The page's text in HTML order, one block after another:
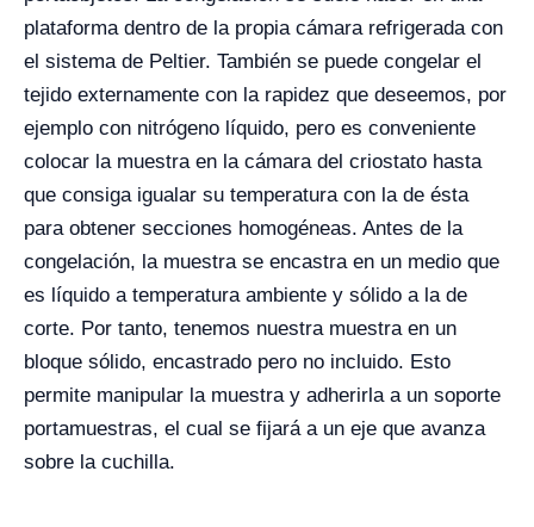
plataforma dentro de la propia cámara refrigerada con
el sistema de Peltier. También se puede congelar el
tejido externamente con la rapidez que deseemos, por
ejemplo con nitrógeno líquido, pero es conveniente
colocar la muestra en la cámara del criostato hasta
que consiga igualar su temperatura con la de ésta
para obtener secciones homogéneas. Antes de la
congelación, la muestra se encastra en un medio que
es líquido a temperatura ambiente y sólido a la de
corte. Por tanto, tenemos nuestra muestra en un
bloque sólido, encastrado pero no incluido. Esto
permite manipular la muestra y adherirla a un soporte
portamuestras, el cual se fijará a un eje que avanza
sobre la cuchilla.